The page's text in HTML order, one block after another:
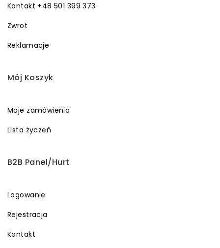
Kontakt +48 501 399 373
Zwrot
Reklamacje
Mój Koszyk
Moje zamówienia
Lista życzeń
B2B Panel/Hurt
Logowanie
Rejestracja
Kontakt